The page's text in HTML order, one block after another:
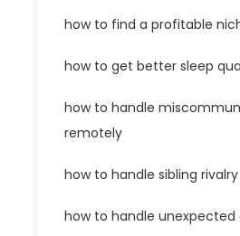
how to find a profitable
how to get better sleep
how to handle
remotely
how to handle sibling rivalry
how to handle unexpected